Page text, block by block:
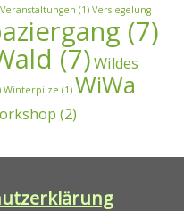
Veranstaltungen (1) Versiegelung
(7)
(7) Wildes
Winterpilze (1) WiWa
(2)